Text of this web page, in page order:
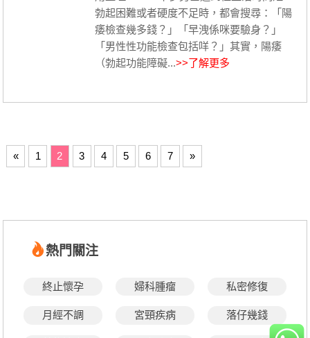
勃起困難或者硬度不足時，都會搜尋：「陽
痿檢查幾多錢？」「早洩係咪要驗身？」
「男性性功能檢查包括咩？」其實，陽痿
（勃起功能障礙...>>了解更多
« 1 2 3 4 5 6 7 »
熱門關注
終止懷孕 婦科腫瘤 私密修復
月經不調 宮頸疾病 落仔幾錢